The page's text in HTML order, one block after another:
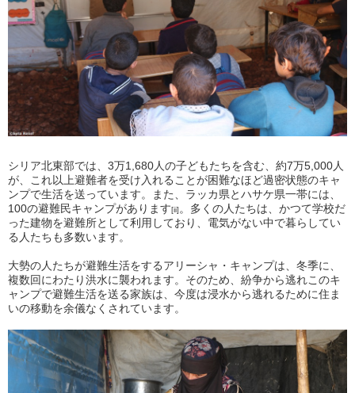
シリア北東部では、3万1,680人の子どもたちを含む、約7万5,000人
が、これ以上避難者を受け入れることが困難なほど過密状態のキャ
ンプで生活を送っています。また、ラッカ県とハサケ県一帯には、
100の避難民キャンプがあります[ii] 。多くの人たちは、かつて学校だ
った建物を避難所として利用しており、電気がない中で暮らしてい
る人たちも多数います。
大勢の人たちが避難生活をするアリーシャ・キャンプは、冬季に、
複数回にわたり洪水に襲われます。そのため、紛争から逃れこのキ
ャンプで避難生活を送る家族は、今度は浸水から逃れるために住ま
いの移動を余儀なくされています。